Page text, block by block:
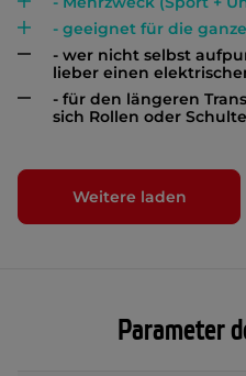
- geeignet für die
- wer nicht selbst
lieber einen
- für den längeren
sich Rollen oder
Weitere laden
Parameter